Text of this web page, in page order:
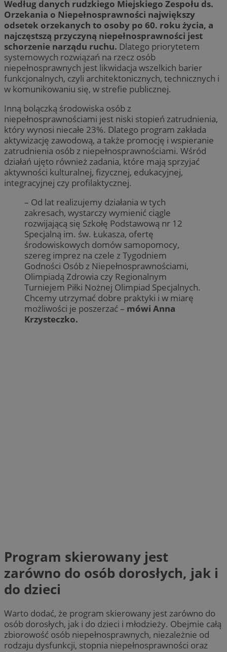
Według danych rudzkiego Miejskiego Zespołu ds.
Orzekania o Niepełnosprawności największy
odsetek orzekanych to osoby po 60. roku życia, a
najczęstszą przyczyną niepełnosprawności jest
schorzenie narządu ruchu. Dlatego priorytetem
systemowych rozwiązań na rzecz osób
niepełnosprawnych jest likwidacja wszelkich barier
funkcjonalnych, czyli architektonicznych, technicznych i
w komunikowaniu się, w strefie publicznej.
Inną bolączką środowiska osób z
niepełnosprawnościami jest niski stopień zatrudnienia,
który wynosi niecałe 23%. Dlatego program zakłada
aktywizację zawodową, a także promocję i wspieranie
zatrudnienia osób z niepełnosprawnościami. Wśród
działań ujęto również zadania, które mają sprzyjać
aktywności kulturalnej, fizycznej, edukacyjnej,
integracyjnej czy profilaktycznej.
– Od lat realizujemy działania w tych
zakresach, wystarczy wymienić ciągle
rozwijającą się Szkołę Podstawową nr 12
Specjalną im. św. Łukasza, ofertę
środowiskowych domów samopomocy,
szereg imprez na czele z Tygodniem
Godności Osób z Niepełnosprawnościami,
Olimpiadą Zdrowia czy Regionalnym
Turniejem Piłki Nożnej Olimpiad Specjalnych.
Chcemy utrzymać dobre praktyki i w miarę
możliwości je poszerzać – mówi Anna
Krzysteczko.
Program skierowany jest
zarówno do osób dorosłych, jak i
do dzieci
Warto dodać, że program skierowany jest zarówno do
osób dorosłych, jak i do dzieci i młodzieży. Obejmie całą
zbiorowość osób niepełnosprawnych, niezależnie od
rodzaju dysfunkcji, stopnia niepełnosprawności oraz